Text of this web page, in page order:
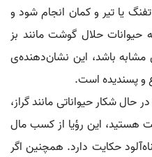
یا تیر و کمان انجام شود و
حیوانات حلال گوشت مانند بز
باشد، این نشان‌دهنده‌ی
پسندیده است.
حال شکار حیواناتی مانند گراز،
هستید، این رؤیا از کسب مال
حکایت دارد. همچنین اگر